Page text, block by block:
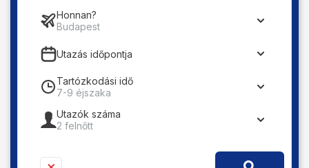
Honnan?
Budapest
Utazás időpontja
Tartózkodási idő
7-9 éjszaka
Utazók száma
2 felnőtt